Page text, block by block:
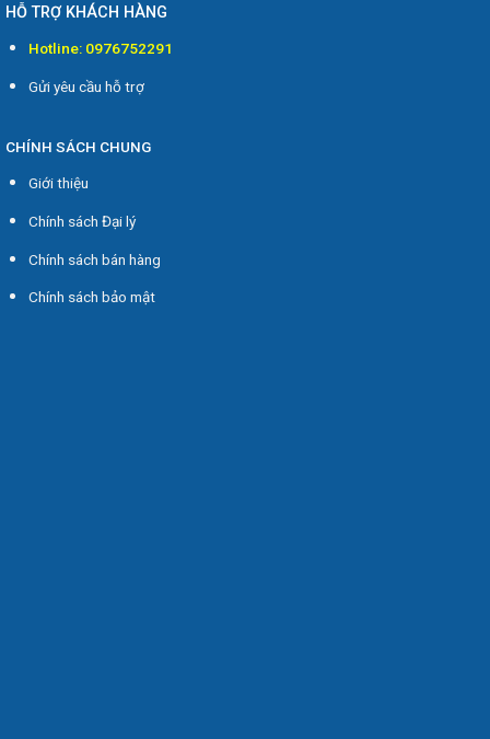
HỖ TRỢ KHÁCH HÀNG
Hotline: 0976752291
Gửi yêu cầu hỗ trợ
CHÍNH SÁCH CHUNG
Giới thiệu
Chính sách Đại lý
Chính sách bán hàng
Chính sách bảo mật